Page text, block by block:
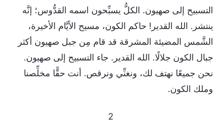
التسبيح إلى صهيون. الكلُّ يسبِّحون اسمه القدُّوس؛ إنَّه
ينتشر. الله القدير! حاكم الكون، مسيح الأيَّام الأخيرة،
الشَّمس المضيئة المشرقة قد قام مِن جبل صهيون أكثر
جبال الكون جلالًا. الله القدير. جاء التسبيح إلى صهيون.
نحن جميعًا نهتف لك، ونغنِّي ونرقص. أنت حقًّا مخلِّصنا
وملك الكون.
2